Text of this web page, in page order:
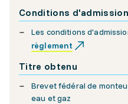
Conditions d'admission
Les conditions
règlement
Titre obtenu
Brevet fédéral de
eau et gaz